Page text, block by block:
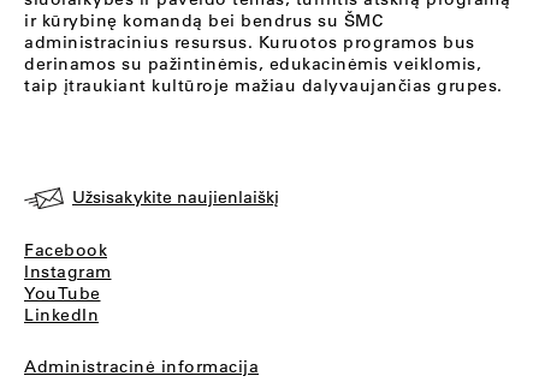
ir kūrybinę komandą bei bendrus su ŠMC
administracinius resursus. Kuruotos programos bus
derinamos su pažintinėmis, edukacinėmis veiklomis,
taip įtraukiant kultūroje mažiau dalyvaujančias grupes.
Užsisakykite naujienlaiškį
Facebook
Instagram
YouTube
LinkedIn
Administracinė informacija